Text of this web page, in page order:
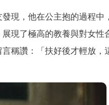
現，他在公主抱的過程中
現了極高的教養與對女性
稱讚：「扶好後才輕放，